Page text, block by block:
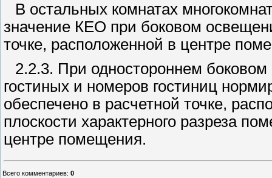
В остальных комнатах
значение КЕО при боковом
точке, расположенной в центре
2.2.3. При одностороннем
гостиных и номеров гостиниц
обеспечено в расчетной точке,
плоскости характерного разреза
центре помещения.
Всего комментариев: 0